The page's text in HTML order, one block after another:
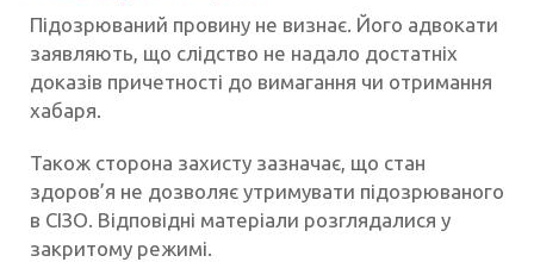
Підозрюваний провину не визнає. Його адвокати
заявляють, що слідство не надало достатніх
доказів причетності до вимагання чи отримання
хабаря.
Також сторона захисту зазначає, що стан
здоров’я не дозволяє утримувати підозрюваного
в СІЗО. Відповідні матеріали розглядалися у
закритому режимі.